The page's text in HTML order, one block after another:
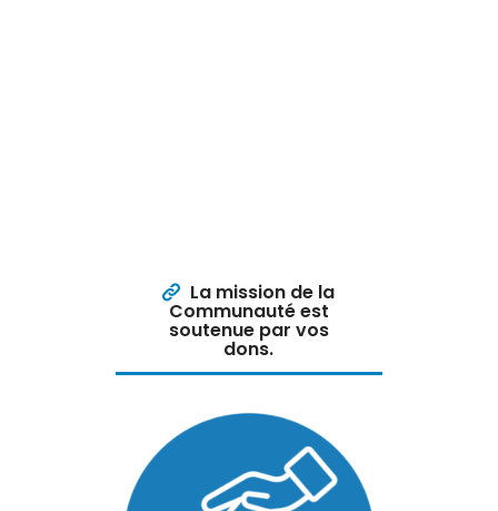
La mission de la
Communauté est
soutenue par vos
dons.